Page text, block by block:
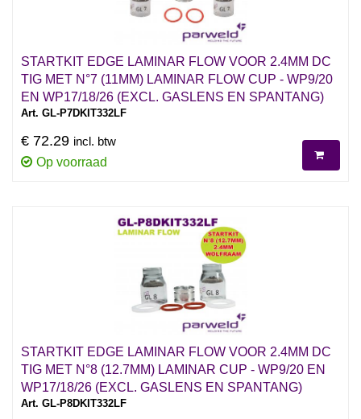
STARTKIT EDGE LAMINAR FLOW VOOR 2.4MM DC
TIG MET N°7 (11MM) LAMINAR FLOW CUP - WP9/20
EN WP17/18/26 (EXCL. GASLENS EN SPANTANG)
Art. GL-P7DKIT332LF
€ 72.29 incl. btw
Op voorraad
STARTKIT EDGE LAMINAR FLOW VOOR 2.4MM DC
TIG MET N°8 (12.7MM) LAMINAR CUP - WP9/20 EN
WP17/18/26 (EXCL. GASLENS EN SPANTANG)
Art. GL-P8DKIT332LF